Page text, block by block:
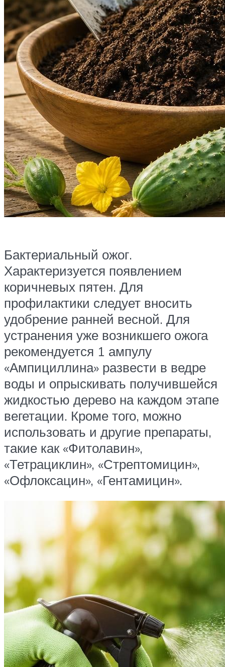
Бактериальный ожог.
Характеризуется появлением
коричневых пятен. Для
профилактики следует вносить
удобрение ранней весной. Для
устранения уже возникшего ожога
рекомендуется 1 ампулу
«Ампициллина» развести в ведре
воды и опрыскивать получившейся
жидкостью дерево на каждом этапе
вегетации. Кроме того, можно
использовать и другие препараты,
такие как «Фитолавин»,
«Тетрациклин», «Стрептомицин»,
«Офлоксацин», «Гентамицин».